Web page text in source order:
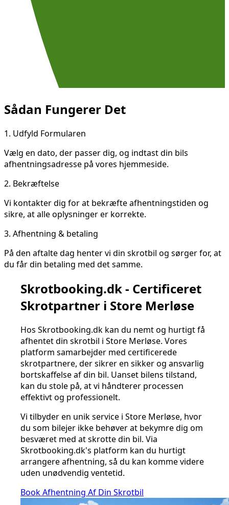
Sådan Fungerer Det
1. Udfyld Formularen
Vælg en dato, der passer dig, og indtast din bils
afhentningsadresse på vores hjemmeside.
2. Bekræftelse
Vi kontakter dig for at bekræfte afhentningstiden og
sikre, at alle oplysninger er korrekte.
3. Afhentning & betaling
På den aftalte dag henter vi din skrotbil og sørger for, at
du får din betaling med det samme.
Skrotbooking.dk - Certificeret
Skrotpartner i Store Merløse
Hos Skrotbooking.dk kan du nemt og hurtigt få
afhentet din skrotbil i Store Merløse. Vores
platform samarbejder med certificerede
skrotpartnere, der sikrer en sikker og ansvarlig
bortskaffelse af din bil. Uanset bilens tilstand,
kan du stole på, at vi håndterer processen
effektivt og professionelt.
Vi tilbyder en unik service i Store Merløse, hvor
du som bilejer ikke behøver at bekymre dig om
besværet med at skrotte din bil. Via
Skrotbooking.dk's platform kan du hurtigt
arrangere afhentning, så du kan komme videre
uden unødvendig ventetid.
Book Afhentning Af Din Skrotbil